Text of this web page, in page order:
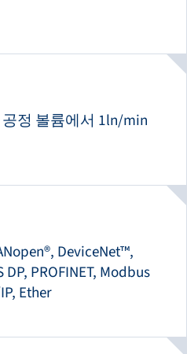
공정 볼륨에서 1ln/min
DeviceNet™,
DP, PROFINET, Modbus
Ether